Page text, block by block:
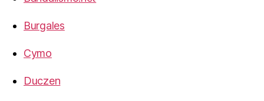
Burgales
Cymo
Duczen